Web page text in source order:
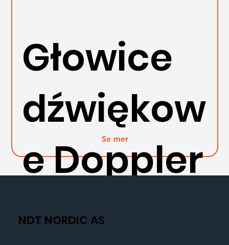
Głowice
dźwiękow
e Doppler
Se mer
NDT NORDIC AS